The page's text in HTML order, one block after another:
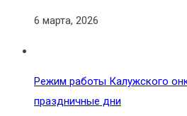
6 марта, 2026
Режим работы Калужского
праздничные дни